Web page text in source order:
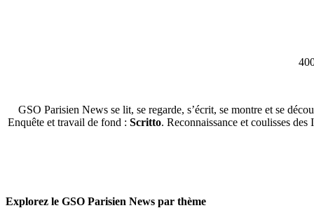
GSO Parisien News se lit, se regarde, s’écrit, se montre et se
Enquête et travail de fond : Scritto. Reconnaissance et coulisses
Explorez le GSO Parisien News par thème